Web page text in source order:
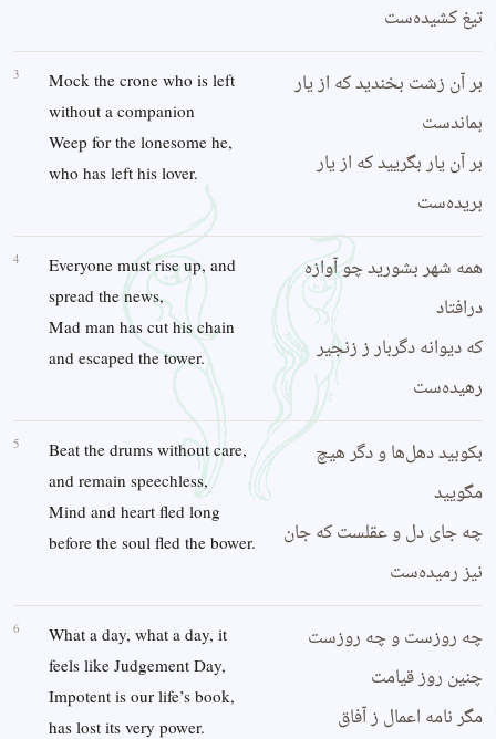
تیغ کشیده‌ست
3
Mock the crone who is left
without a companion
Weep for the lonesome he,
who has left his lover.
بر آن زشت بخندید که از یار
بماندست
بر آن یار بگریید که از یار
بریده‌ست
4
Everyone must rise up, and
spread the news,
Mad man has cut his chain
and escaped the tower.
همه شهر بشورید چو آوازه
درافتاد
که دیوانه دگربار ز زنجیر
رهیده‌ست
5
Beat the drums without care,
and remain speechless,
Mind and heart fled long
before the soul fled the bower.
بکوبید دهل‌ها و دگر هیچ
مگویید
چه جای دل و عقلست که جان
نیز رمیده‌ست
6
What a day, what a day, it
feels like Judgement Day,
Impotent is our life’s book,
has lost its very power.
چه روزست و چه روزست
چنین روز قیامت
مگر نامه اعمال ز آفاق